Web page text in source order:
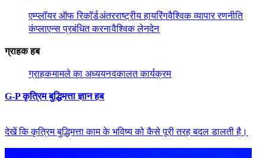
एम्प्लॉयर ऑफ रिकॉर्ड​​अंतरराष्ट्रीय हायरिंग​​वैश्विक व्यापार रणनीति​​
कंप्लाएन्स प्रबंधित करना​​वैश्विक लेनदेन​​
ग्राहक हब​​
ग्राहक​​मामले का अध्ययन​​वकालत कार्यक्रम​​
G-P कृत्रिम बुद्धिमत्ता ज्ञान हब​​
देखें कि कृत्रिम बुद्धिमत्ता काम के भविष्य को कैसे पूरी तरह बदल डालती है।​​